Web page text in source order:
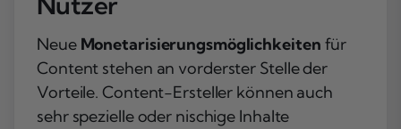
Neue Monetarisierungsmöglichkeiten für
Content stehen an vorderster Stelle der
Vorteile. Content-Ersteller können auch
sehr spezielle oder nischige Inhalte